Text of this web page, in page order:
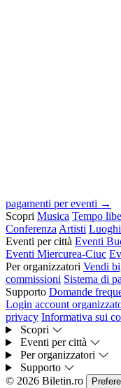
pagamenti per eventi →
Scopri Musica Tempo
Conferenza Artisti Luoghi
Eventi per città Eventi
Eventi Miercurea-Ciuc
Per organizzatori Vendi
commissioni Sistema di
Supporto Domande
Login account
privacy Informativa sui
Scopri
Eventi per città
Per organizzatori
Supporto
© 2026 Biletin.ro